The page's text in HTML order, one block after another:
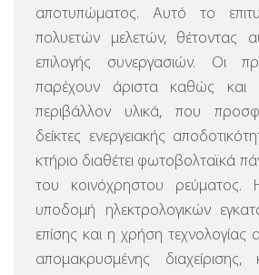
αποτυπώματος. Αυτό το
πολυετών μελετών, θέτοντας
επιλογής συνεργασιών. Οι
παρέχουν άριστα καθώς και
περιβάλλον υλικά, που
δείκτες ενεργειακής
κτήριο διαθέτει φωτοβολταϊκά
του κοινόχρηστου ρεύματος.
υποδομή ηλεκτρολογικών
επίσης και η χρήση τεχνολογίας
απομακρυσμένης